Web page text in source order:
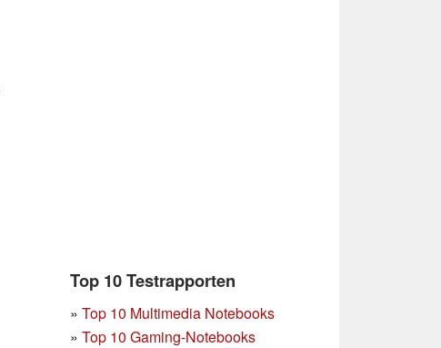
Top 10 Testrapporten
» Top 10 Multimedia Notebooks
» Top 10 Gaming-Notebooks